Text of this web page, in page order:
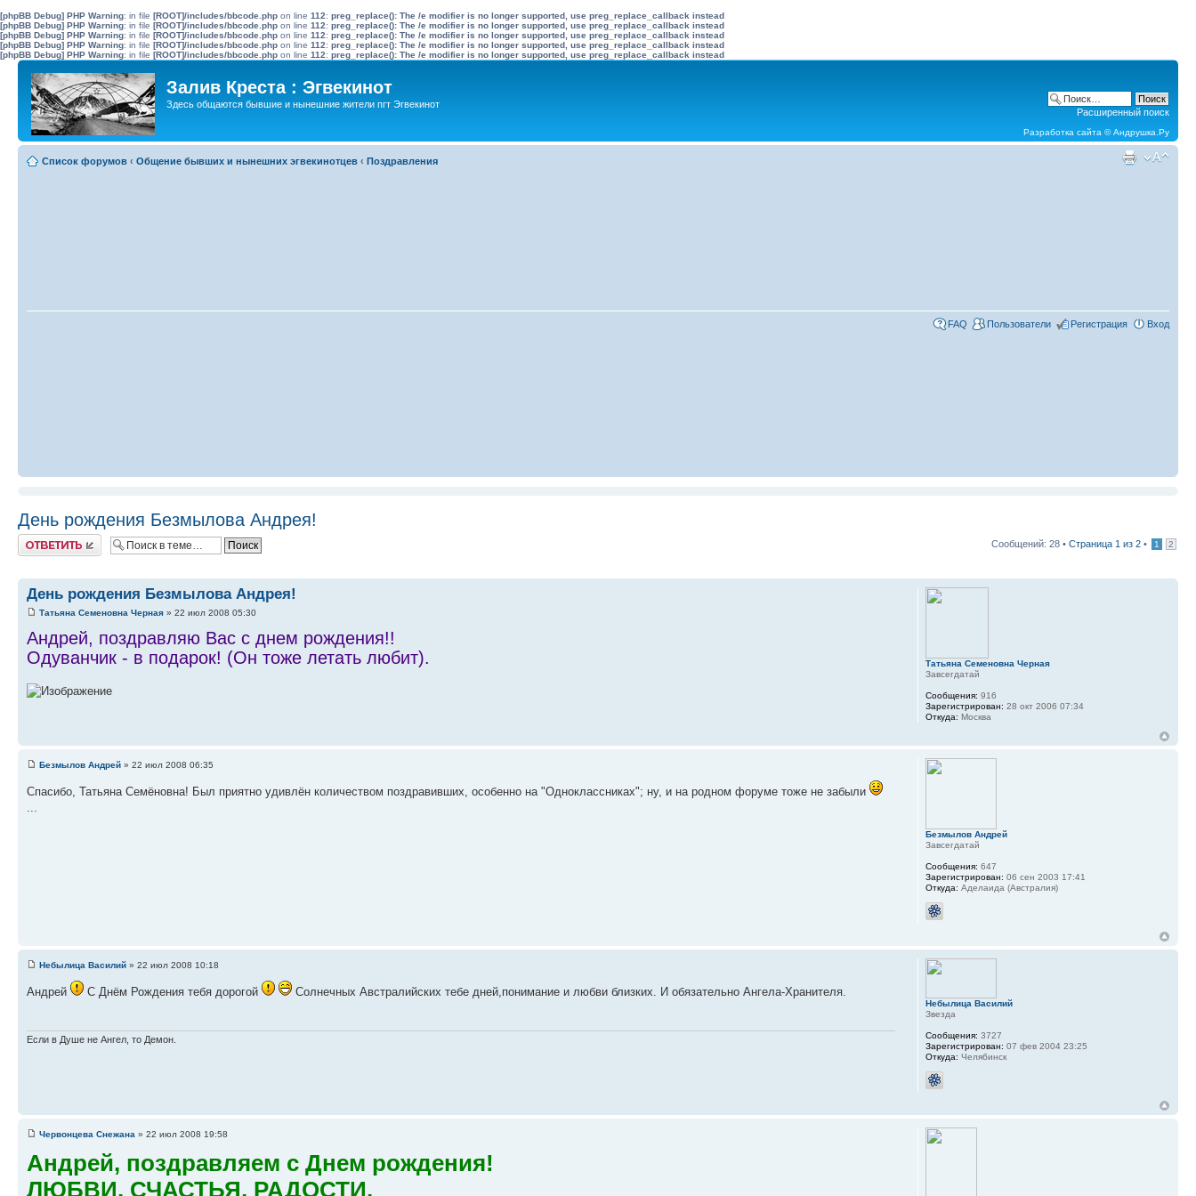
[phpBB Debug] PHP Warning: in file [ROOT]/includes/bbcode.php on line 112: preg_replace(): The /e modifier is no longer supported, use preg_replace_callback instead
[phpBB Debug] PHP Warning: in file [ROOT]/includes/bbcode.php on line 112: preg_replace(): The /e modifier is no longer supported, use preg_replace_callback instead
[phpBB Debug] PHP Warning: in file [ROOT]/includes/bbcode.php on line 112: preg_replace(): The /e modifier is no longer supported, use preg_replace_callback instead
[phpBB Debug] PHP Warning: in file [ROOT]/includes/bbcode.php on line 112: preg_replace(): The /e modifier is no longer supported, use preg_replace_callback instead
[phpBB Debug] PHP Warning: in file [ROOT]/includes/bbcode.php on line 112: preg_replace(): The /e modifier is no longer supported, use preg_replace_callback instead
Залив Креста : Эгвекинот
Здесь общаются бывшие и нынешние жители пгт Эгвекинот
Расширенный поиск
Разработка сайта ©Андрушка.Ру
Список форумов ‹ Общение бывших и нынешних эгвекинотцев ‹ Поздравления
FAQ Пользователи Регистрация Вход
День рождения Безмылова Андрея!
Ответить Сообщений: 28 • Страница 1 из 2 • 1 2
День рождения Безмылова Андрея!
Татьяна Семеновна Черная » 22 июл 2008 05:30
Андрей, поздравляю Вас с днем рождения!!
Одуванчик - в подарок! (Он тоже летать любит).
Татьяна Семеновна Черная
Завсегдатай
Сообщения: 916
Зарегистрирован: 28 окт 2006 07:34
Откуда: Москва
Безмылов Андрей » 22 июл 2008 06:35
Спасибо, Татьяна Семёновна! Был приятно удивлён количеством поздравивших, особенно на "Одноклассниках"; ну, и на родном форуме тоже не забыли
Безмылов Андрей
Завсегдатай
Сообщения: 647
Зарегистрирован: 06 сен 2003 17:41
Откуда: Аделаида (Австралия)
Небылица Василий » 22 июл 2008 10:18
Андрей С Днём Рождения тебя дорогой Солнечных Австралийских тебе дней,понимание и любви близких. И обязательно Ангела-Хранителя.
Если в Душе не Ангел, то Демон.
Небылица Василий
Звезда
Сообщения: 3727
Зарегистрирован: 07 фев 2004 23:25
Откуда: Челябинск
Червонцева Снежана » 22 июл 2008 19:58
Андрей, поздравляем с Днем рождения!
ЛЮБВИ, СЧАСТЬЯ, РАДОСТИ,